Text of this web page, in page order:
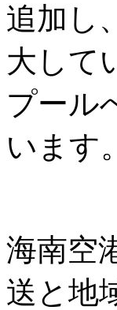
追加し
大して
プール
います。
海南空
送と地